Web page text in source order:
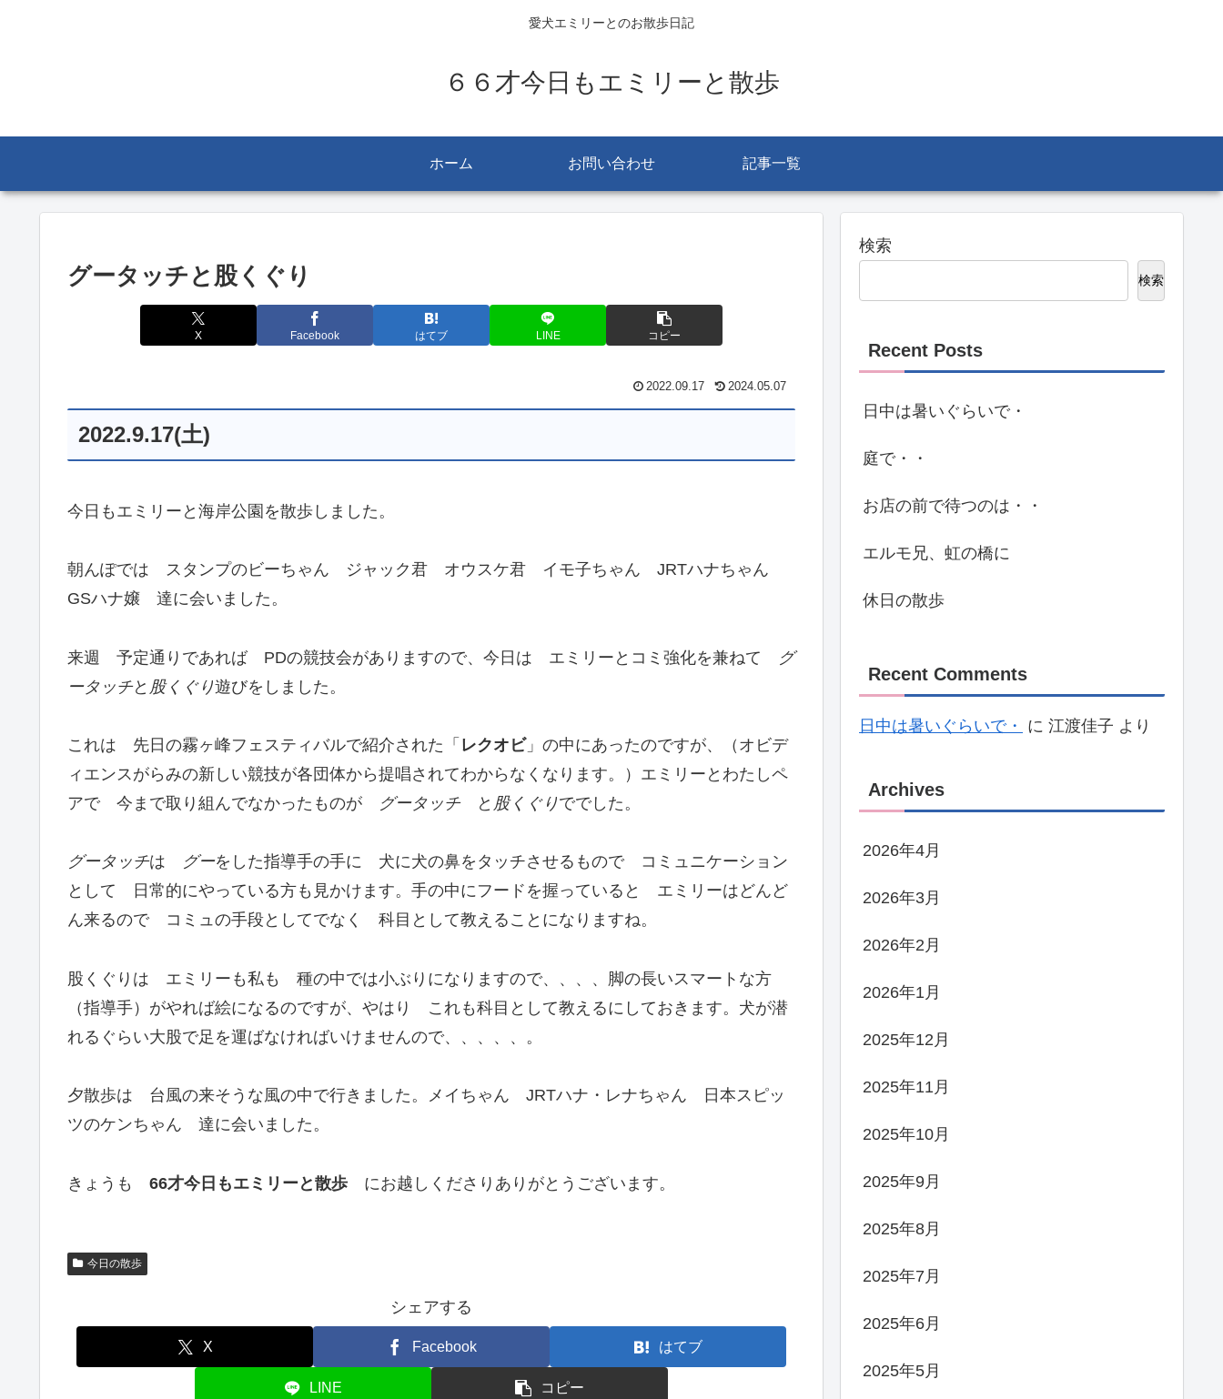
愛犬エミリーとのお散歩日記
６６才今日もエミリーと散歩
ホーム お問い合わせ 記事一覧
グータッチと股くぐり
X Facebook はてブ LINE コピー
2022.09.17 2024.05.07
2022.9.17(土)
今日もエミリーと海岸公園を散歩しました。
朝んぽでは スタンプのビーちゃん ジャック君 オウスケ君 イモ子ちゃん JRTハナちゃん
GSハナ嬢 達に会いました。
来週 予定通りであれば PDの競技会がありますので、今日は エミリーとコミ強化を兼ねて
グ
ータッチと 股くぐり遊びをしました。
これは 先日の霧ヶ峰フェスティバルで紹介された「 レクオビ」の中にあったのですが、（オビデ
ィエンスがらみの新しい競技が各団体から提唱されてわからなくなります。）エミリーとわたしペ
アで 今まで取り組んでなかったものが
グータッチと 股くぐりででした。
グータッチは グーをした指導手の手に 犬に犬の鼻をタッチさせるもので コミュニケーション
として 日常的にやっている方も見かけます。手の中にフードを握っていると エミリーはどんど
ん来るので コミュの手段としてでなく 科目として教えることになりますね。
股くぐりは エミリーも私も 種の中では小ぶりになりますので、、、、脚の長いスマートな方
（指導手）がやれば絵になるのですが、やはり これも科目として教えるにしておきます。犬が潜
れるぐらい大股で足を運ばなければいけませんので、、、、、。
夕散歩は 台風の来そうな風の中で行きました。メイちゃん JRTハナ・レナちゃん 日本スピッ
ツのケンちゃん 達に会いました。
きょうも 66才今日もエミリーと散歩 にお越しくださりありがとうございます。
今日の散歩
シェアする
X Facebook はてブ
LINE コピー
検索
検索
Recent Posts
日中は暑いぐらいで・
庭で・・
お店の前で待つのは・・
エルモ兄、虹の橋に
休日の散歩
Recent Comments
日中は暑いぐらいで・ に 江渡佳子 より
Archives
2026年4月
2026年3月
2026年2月
2026年1月
2025年12月
2025年11月
2025年10月
2025年9月
2025年8月
2025年7月
2025年6月
2025年5月